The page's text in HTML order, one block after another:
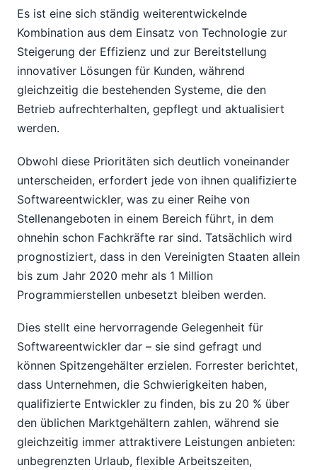
Es ist eine sich ständig weiterentwickelnde
Kombination aus dem Einsatz von Technologie zur
Steigerung der Effizienz und zur Bereitstellung
innovativer Lösungen für Kunden, während
gleichzeitig die bestehenden Systeme, die den
Betrieb aufrechterhalten, gepflegt und aktualisiert
werden.
Obwohl diese Prioritäten sich deutlich voneinander
unterscheiden, erfordert jede von ihnen qualifizierte
Softwareentwickler, was zu einer Reihe von
Stellenangeboten in einem Bereich führt, in dem
ohnehin schon Fachkräfte rar sind. Tatsächlich wird
prognostiziert, dass in den Vereinigten Staaten allein
bis zum Jahr 2020 mehr als 1 Million
Programmierstellen unbesetzt bleiben werden.
Dies stellt eine hervorragende Gelegenheit für
Softwareentwickler dar – sie sind gefragt und
können Spitzengehälter erzielen. Forrester berichtet,
dass Unternehmen, die Schwierigkeiten haben,
qualifizierte Entwickler zu finden, bis zu 20 % über
den üblichen Marktgehältern zahlen, während sie
gleichzeitig immer attraktivere Leistungen anbieten:
unbegrenzten Urlaub, flexible Arbeitszeiten,